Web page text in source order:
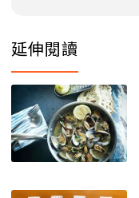
延伸閱讀